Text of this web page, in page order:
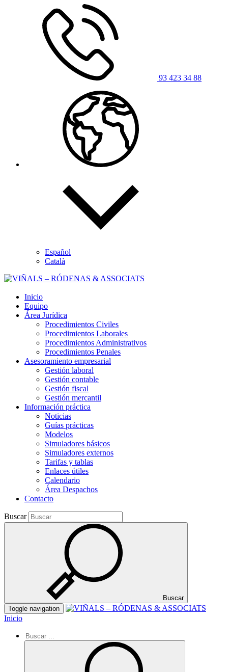
93 423 34 88
Español
Català
Inicio
Equipo
Área Jurídica
Procedimientos Civiles
Procedimientos Laborales
Procedimientos Administrativos
Procedimientos Penales
Asesoramiento empresarial
Gestión laboral
Gestión contable
Gestión fiscal
Gestión mercantil
Información práctica
Noticias
Guías prácticas
Modelos
Simuladores básicos
Simuladores externos
Tarifas y tablas
Enlaces útiles
Calendario
Área Despachos
Contacto
Buscar
Buscar
Toggle navigation
Inicio